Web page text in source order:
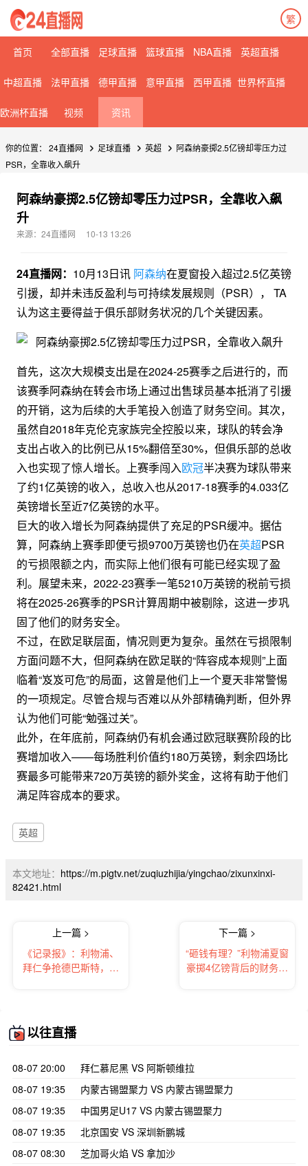
繁
首页 全部直播 足球直播 篮球直播 NBA直播 英超直播
中超直播 法甲直播 德甲直播 意甲直播 西甲直播 世界杯直播
欧洲杯直播 视频 资讯
你的位置： 24直播网 足球直播 英超
阿森纳豪掷2.5亿镑却零压力过
PSR，全靠收入飙升
阿森纳豪掷2.5亿镑却零压力过PSR，全靠收入飙
升
来源：24直播网 10-13 13:26
24直播网： 10月13日讯 阿森纳在夏窗投入超过2.5亿英镑
引援，却并未违反盈利与可持续发展规则（PSR）， TA
认为这主要得益于俱乐部财务状况的几个关键因素。
首先，这次大规模支出是在2024-25赛季之后进行的，而
该赛季阿森纳在转会市场上通过出售球员基本抵消了引援
的开销，这为后续的大手笔投入创造了财务空间。其次，
虽然自2018年克伦克家族完全控股以来，球队的转会净
支出占收入的比例已从15%翻倍至30%，但俱乐部的总收
入也实现了惊人增长。上赛季闯入欧冠半决赛为球队带来
了约1亿英镑的收入，总收入也从2017-18赛季的4.033亿
英镑增长至近7亿英镑的水平。
巨大的收入增长为阿森纳提供了充足的PSR缓冲。据估
算，阿森纳上赛季即便亏损9700万英镑也仍在英超PSR
的亏损限额之内，而实际上他们很有可能已经实现了盈
利。展望未来，2022-23赛季一笔5210万英镑的税前亏损
将在2025-26赛季的PSR计算周期中被剔除，这进一步巩
固了他们的财务安全。
不过，在欧足联层面，情况则更为复杂。虽然在亏损限制
方面问题不大，但阿森纳在欧足联的“阵容成本规则”上面
临着“岌岌可危”的局面，这曾是他们上一个夏天非常警惕
的一项规定。尽管合规与否难以从外部精确判断，但外界
认为他们可能“勉强过关”。
此外，在年底前，阿森纳仍有机会通过欧冠联赛阶段的比
赛增加收入——每场胜利价值约180万英镑，剩余四场比
赛最多可能带来720万英镑的额外奖金，这将有助于他们
满足阵容成本的要求。
英超
本文地址： https://m.pigtv.net/zuqiuzhijia/yingchao/zixunxinxi-
82421.html
上一篇 >
《记录报》：利物浦、
拜仁争抢德巴斯特，后
下一篇 >
“砸钱有理？”利物浦夏窗
豪掷4亿镑背后的财务底
以往直播
08-07 20:00
拜仁慕尼黑 VS 阿斯顿维拉
08-07 19:35
内蒙古锡盟聚力 VS 内蒙古锡盟聚力
08-07 19:35
中国男足U17 VS 内蒙古锡盟聚力
08-07 19:35
北京国安 VS 深圳新鹏城
08-07 08:30
芝加哥火焰 VS 拿加沙